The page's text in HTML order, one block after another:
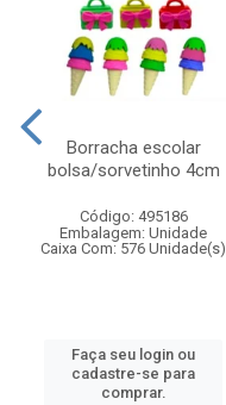
Borracha escolar
bolsa/sorvetinho 4cm
Código: 495186
Embalagem: Unidade
Caixa Com: 576 Unidade(s)
Faça seu login ou
cadastre-se para
comprar.